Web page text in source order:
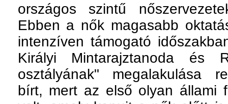
országos szintű
Ebben a nők magasabb
intenzíven támogató
Királyi Mintarajztanoda és
osztályának" megalakulása
bírt, mert az első olyan állami